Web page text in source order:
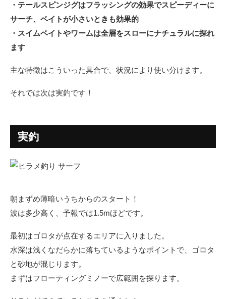
・テールスピンジグはフラッシングの効果でスピーディーに
サーチ、ベイトが小さいときも効果的
・スイムベイトやワームは全層をスローにナチュラルに探れ
ます
主な特徴はこういった具合で、状況により使い分けます。
それでは次は実釣です！
実釣
朝まずめ薄暗いうちからのスタート！
波は多少高く、予報では1.5mほどです。
最初はゴロタが点在するエリアに入りました。
水深は浅くなだらかに落ちているようなポイントで、ゴロタ
と砂地が混じります。
まずはフローティングミノーで広範囲を探ります。